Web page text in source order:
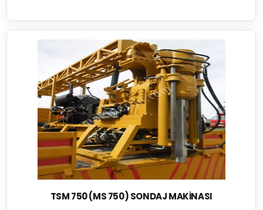
TSM 750 (MS 750) SONDAJ MAKINASI